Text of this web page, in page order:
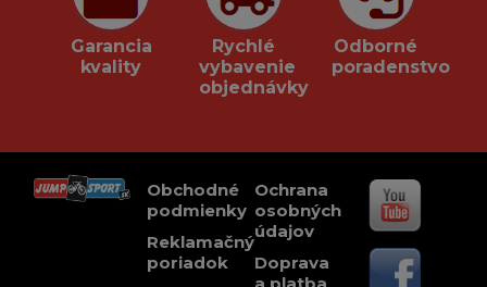
Garancia
kvality
Rychlé
vybavenie
objednávky
Odborné
poradenstvo
Obchodné
podmienky
Reklamačný
poriadok
Ochrana
osobných
údajov
Doprava
a platba